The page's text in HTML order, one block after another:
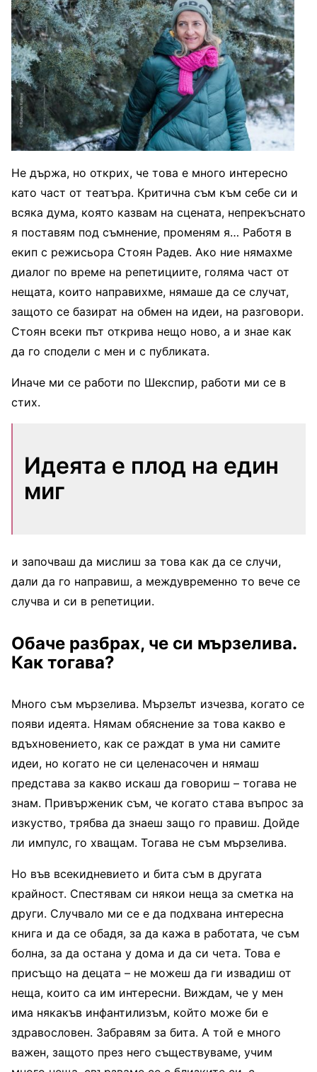
Не държа, но открих, че това е много интересно
като част от театъра. Критична съм към себе си и
всяка дума, която казвам на сцената, непрекъснато
я поставям под съмнение, променям я… Работя в
екип с режисьора Стоян Радев. Ако ние нямахме
диалог по време на репетициите, голяма част от
нещата, които направихме, нямаше да се случат,
защото се базират на обмен на идеи, на разговори.
Стоян всеки път открива нещо ново, а и знае как
да го сподели с мен и с публиката.
Иначе ми се работи по Шекспир, работи ми се в
стих.
Идеята е плод на един
миг
и започваш да мислиш за това как да се случи,
дали да го направиш, а междувременно то вече се
случва и си в репетиции.
Обаче разбрах, че си мързелива.
Как тогава?
Много съм мързелива. Мързелът изчезва, когато се
появи идеята. Нямам обяснение за това какво е
вдъхновението, как се раждат в ума ни самите
идеи, но когато не си целенасочен и нямаш
представа за какво искаш да говориш – тогава не
знам. Привърженик съм, че когато става въпрос за
изкуство, трябва да знаеш защо го правиш. Дойде
ли импулс, го хващам. Тогава не съм мързелива.
Но във всекидневието и бита съм в другата
крайност. Спестявам си някои неща за сметка на
други. Случвало ми се е да подхвана интересна
книга и да се обадя, за да кажа в работата, че съм
болна, за да остана у дома и да си чета. Това е
присъщо на децата – не можеш да ги извадиш от
неща, които са им интересни. Виждам, че у мен
има някакъв инфантилизъм, който може би е
здравословен. Забравям за бита. А той е много
важен, защото през него съществуваме, учим